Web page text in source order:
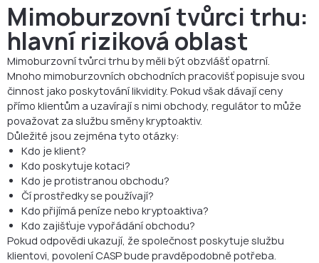
Mimoburzovní tvůrci trhu:
hlavní riziková oblast
Mimoburzovní tvůrci trhu by měli být obzvlášť opatrní.
Mnoho mimoburzovních obchodních pracovišť popisuje svou
činnost jako poskytování likvidity. Pokud však dávají ceny
přímo klientům a uzavírají s nimi obchody, regulátor to může
považovat za službu směny kryptoaktiv.
Důležité jsou zejména tyto otázky:
Kdo je klient?
Kdo poskytuje kotaci?
Kdo je protistranou obchodu?
Čí prostředky se používají?
Kdo přijímá peníze nebo kryptoaktiva?
Kdo zajišťuje vypořádání obchodu?
Pokud odpovědi ukazují, že společnost poskytuje službu
klientovi, povolení CASP bude pravděpodobně potřeba.